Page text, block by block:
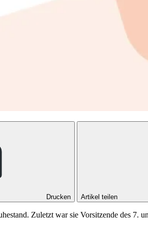
Drucken Artikel teilen
Zuletzt war sie Vorsitzende des 7.